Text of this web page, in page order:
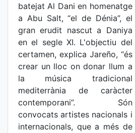
batejat Al Dani en homenatge
a Abu Salt, “el de Dénia”, el
gran erudit nascut a Daniya
en el segle XI. L'objectiu del
certamen, explica Jareño, “és
crear un lloc on donar llum a
la música tradicional
mediterrània de caràcter
contemporani”. Són
convocats artistes nacionals i
internacionals, que a més de